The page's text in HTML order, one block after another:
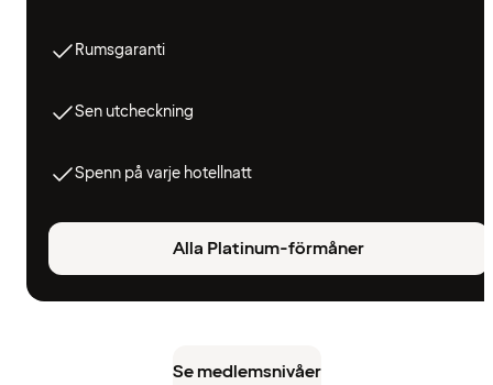
Rumsgaranti
Sen utcheckning
Spenn på varje hotellnatt
Alla Platinum-förmåner
Se medlemsnivåer